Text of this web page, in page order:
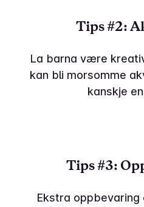
Tips #2:
La barna være
kan bli morsomme
kanskje
Tips #3:
Ekstra